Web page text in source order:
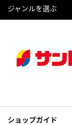
ジャンルを選ぶ
ショップガイド